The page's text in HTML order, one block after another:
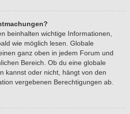
beinhalten wichtige Informationen,
wie möglich lesen. Globale
ganz oben in jedem Forum und
Bereich. Ob du eine globale
kannst oder nicht, hängt von den
vergebenen Berechtigungen ab.